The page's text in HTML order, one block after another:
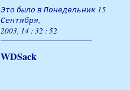
Это было в Понедельник 15
Сентября,
2003, 14 : 32 : 52
WDSack